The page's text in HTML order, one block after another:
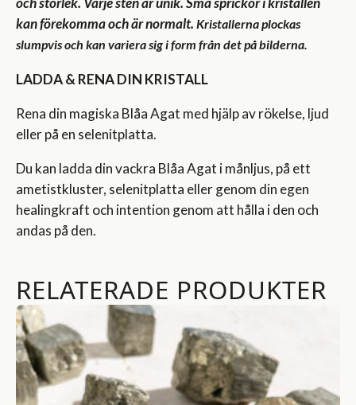
kan förekomma och är normalt. Kristallerna plockas
slumpvis och kan variera sig i form från det på bilderna.
LADDA & RENA DIN KRISTALL
Rena din magiska Blåa Agat med hjälp av rökelse, ljud
eller på en selenitplatta.
Du kan ladda din vackra Blåa Agat i månljus, på ett
ametistkluster, selenitplatta eller genom din egen
healingkraft och intention genom att hålla i den och
andas på den.
RELATERADE PRODUKTER